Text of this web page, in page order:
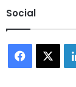
Social
Facebook